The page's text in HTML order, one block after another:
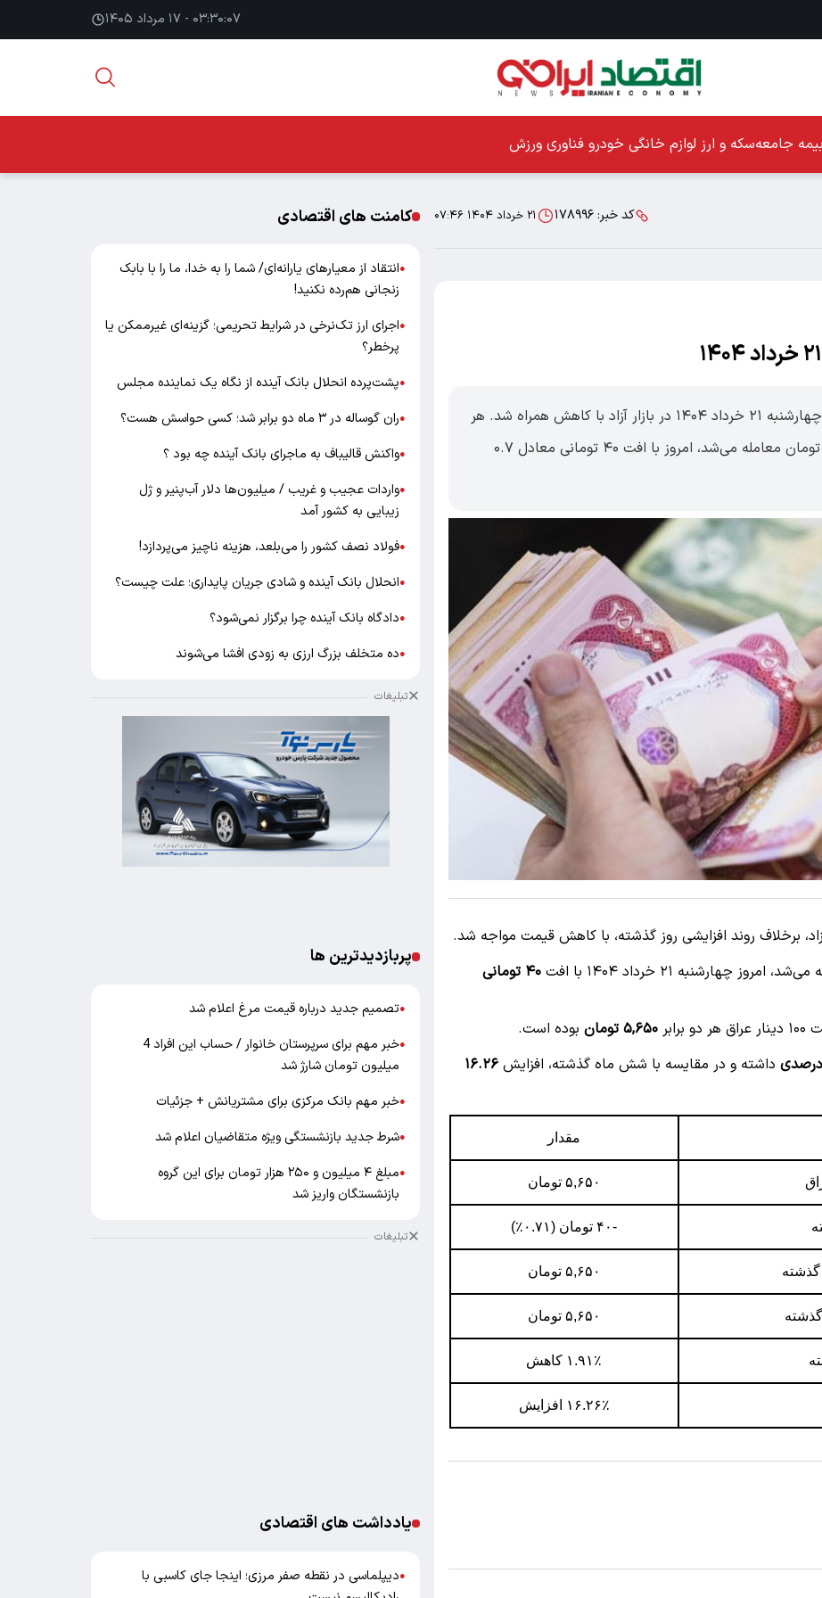
۰۳:۳۰:۰۸ - ۱۷ مرداد ۱۴۰۵
جامعهسکه و ارز لوازم خانگی خودرو فناوری ورزش
کد خبر: ۱۷۸۹۹۶ ۲۱ خرداد ۱۴۰۴ ۰۷:۴۶
اقتصاد ۱۰۰- قیمت صد دینار عراق امروز چهارشنبه ۲۱ خرداد ۱۴۰۴ در بازار آزاد با کاهش همراه شد. هر
صد دینار عراق که روز گذشته با قیمت ۵,۶۹۰ تومان معامله می‌شد، امروز با افت ۴۰ تومانی معادل ۰.۷
آزاد، برخلاف روند افزایشی روز گذشته، با کاهش قیمت مواجه شد.
امروز چهارشنبه ۲۱ خرداد ۱۴۰۴ با افت
۴۰ تومانی
۵,۶۵۰ تومان
بوده است.
داشته و در مقایسه با شش ماه گذشته، افزایش ۱۶.۲۶
مقدار
۵,۶۵۰ تومان
-۴۰ تومان (۰.۷۱٪)
۵,۶۵۰ تومان
۵,۶۵۰ تومان
۱.۹۱٪ کاهش
۱۶.۲۶٪ افزایش
کامنت های اقتصادی
●انتقاد از معیارهای یارانه‌ای/ شما را به خدا، ما را با بابک
زنجانی هم‌رده نکنید!
●اجرای ارز تک‌نرخی در شرایط تحریمی؛ گزینه‌ای غیرممکن یا
پرخطر؟
●پشت‌پرده انحلال بانک آینده از نگاه یک نماینده مجلس
●ران گوساله در ۳ ماه دو برابر شد؛ کسی حواسش هست؟
●واکنش قالیباف به ماجرای بانک آینده چه بود ؟
●واردات عجیب و غریب / میلیون‌ها دلار آب‌پنیر و ژل
زیبایی به کشور آمد
●فولاد نصف کشور را می‌بلعد، هزینه ناچیز می‌پردازد!
●انحلال بانک آینده و شادی جریان پایداری؛ علت چیست؟
●دادگاه بانک آینده چرا برگزار نمی‌شود؟
●ده متخلف بزرگ ارزی به زودی افشا می‌شوند
تبلیغات
پربازدیدترین ها
●تصمیم جدید درباره قیمت مرغ اعلام شد
●
خبر مهم برای سرپرستان خانوار / حساب این افراد 4
میلیون تومان شارژ شد
●خبر مهم بانک مرکزی برای مشتریانش + جزئیات
●شرط جدید بازنشستگی ویژه متقاضیان اعلام شد
●
مبلغ ۴ میلیون و ۲۵۰ هزار تومان برای این گروه
بازنشستگان واریز شد
تبلیغات
یادداشت های اقتصادی
●دیپلماسی در نقطه صفر مرزی؛ اینجا جای کاسبی با